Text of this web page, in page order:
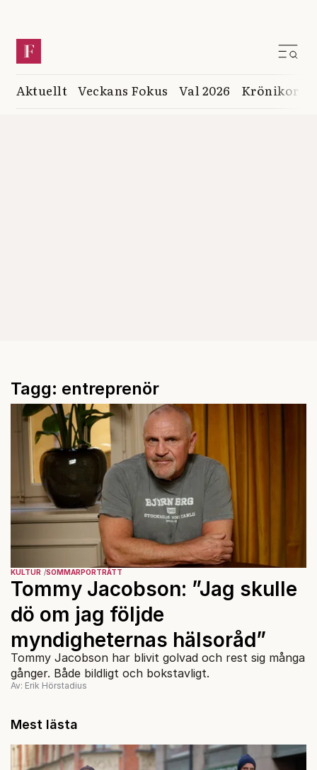
Aktuellt Veckans Fokus Val 2026 Krönikor
Tagg: entreprenör
KULTUR SOMMARPORTRÄTT
Tommy Jacobson: ”Jag skulle
dö om jag följde
myndigheternas hälsoråd”
Tommy Jacobson har blivit golvad och rest sig många
gånger. Både bildligt och bokstavligt.
Av: Erik Hörstadius
Mest lästa